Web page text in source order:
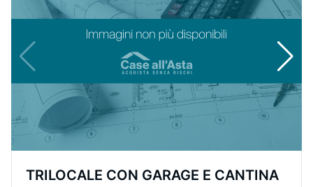
TRILOCALE CON GARAGE E CANTINA